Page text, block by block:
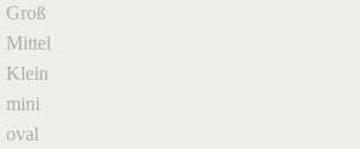
Groß
Mittel
Klein
mini
oval